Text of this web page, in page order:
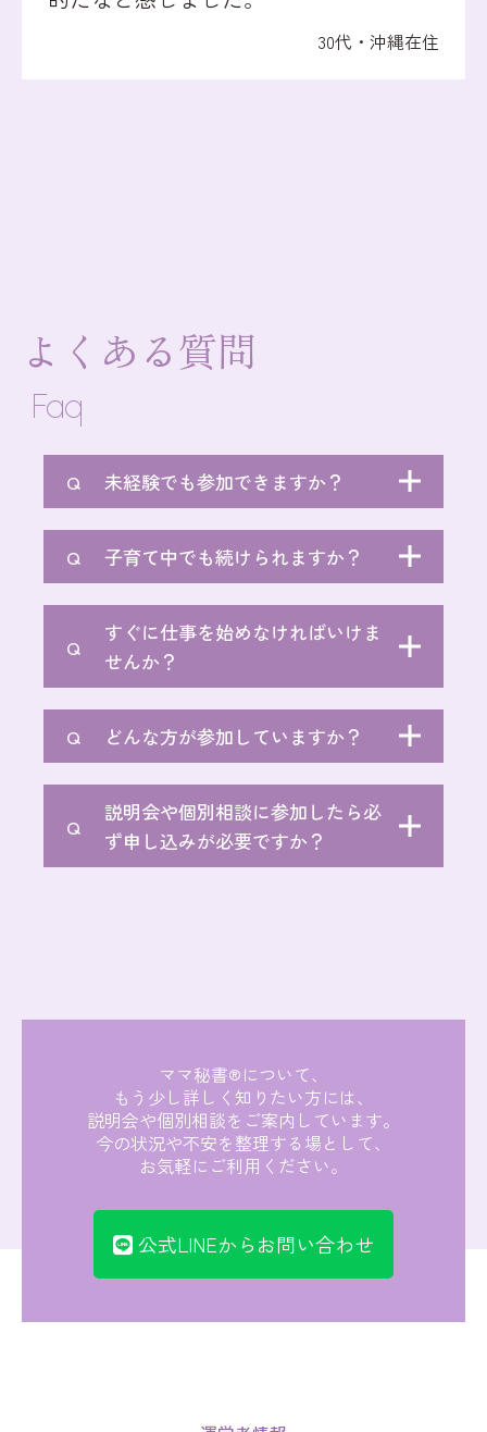
30代・沖縄在住
よくある質問
Faq
未経験でも参加できますか？
子育て中でも続けられますか？
すぐに仕事を始めなければいけま
せんか？
どんな方が参加していますか？
説明会や個別相談に参加したら必
ず申し込みが必要ですか？
ママ秘書®について、
もう少し詳しく知りたい方には、
説明会や個別相談をご案内しています。
今の状況や不安を整理する場として、
お気軽にご利用ください。
公式LINEからお問い合わせ